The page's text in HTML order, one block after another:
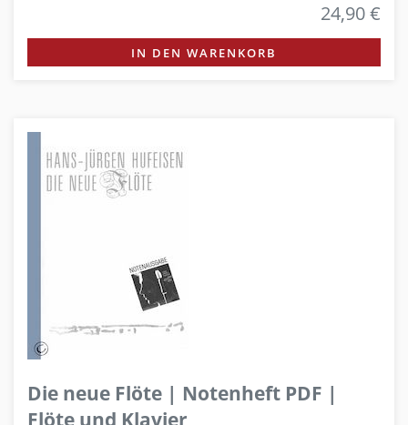
24,90 €
IN DEN WARENKORB
Die neue Flöte | Notenheft PDF |
Flöte und Klavier